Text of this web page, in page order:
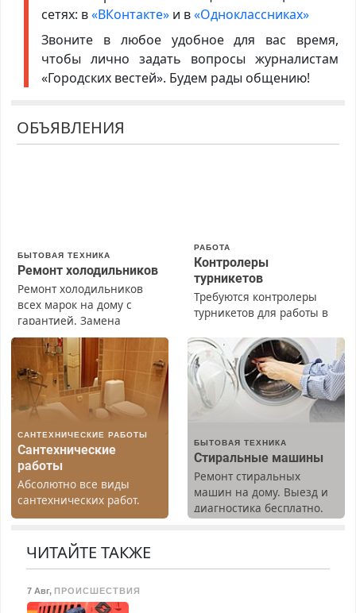
сетях: в«ВКонтакте»и в«Одноклассниках»
Звоните в любое удобное для вас время,
чтобы лично задать вопросы журналистам
«Городских вестей». Будем рады общению!
ОБЪЯВЛЕНИЯ
БЫТОВАЯ ТЕХНИКА
Ремонт холодильников
Ремонт холодильников
всех марок на дому с
гарантией. Замена
резины. Качественно.
Недорого. Без выходных.
Все районы. Скидка.
Вызов бесплатный.
РАБОТА
Контролеры
турникетов
Требуются контролеры
турникетов для работы в
(мужчины, женщины).
Прием по ТК РФ. График
работы любой.
Бесплатное проживание.
З/п – до 96000 рублей до
Ежемесячно
выплачивается денежная
премия. Возможно
бесплатное обучение,
получение документов,
работа инспектором по
125000 руб.
САНТЕХНИЧЕСКИЕ РАБОТЫ
Сантехнические
работы
Абсолютно все виды
сантехнических работ.
Быстро. Качественно.
БЫТОВАЯ ТЕХНИКА
Стиральные машины
Ремонт стиральных
машин на дому. Выезд и
диагностика бесплатно.
Предусмотрены скидки.
ЧИТАЙТЕ ТАКЖЕ
7 Авг, ПРОИСШЕСТВИЯ